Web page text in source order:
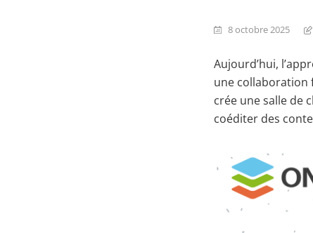
8 octobre 2025
Aujourd’hui,
une collaboration
crée une salle de
coéditer des